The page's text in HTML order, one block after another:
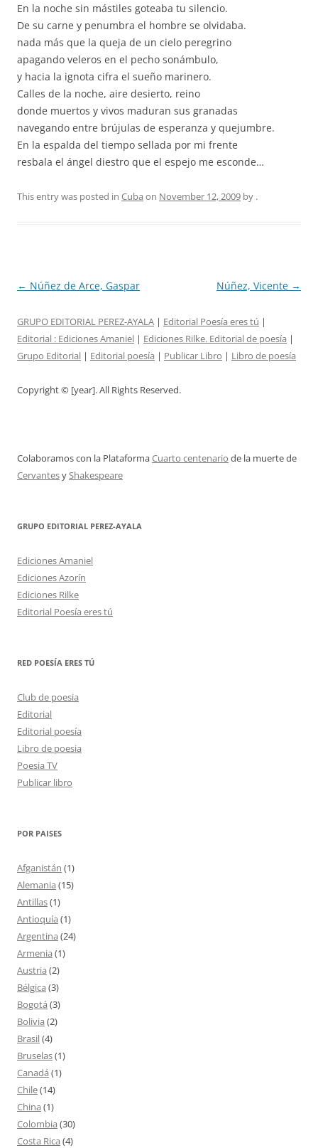
En la noche sin mástiles goteaba tu silencio.
De su carne y penumbra el hombre se olvidaba.
nada más que la queja de un cielo peregrino
apagando veleros en el pecho sonámbulo,
y hacia la ignota cifra el sueño marinero.
Calles de la noche, aire desierto, reino
donde muertos y vivos maduran sus granadas
navegando entre brújulas de esperanza y quejumbre.
En la espalda del tiempo sellada por mi frente
resbala el ángel diestro que el espejo me esconde…
This entry was posted in Cuba on November 12, 2009 by .
Post
← Núñez de Arce, Gaspar Núñez, Vicente →
GRUPO EDITORIAL PEREZ-AYALA | Editorial Poesía eres tú |
Editorial : Ediciones Amaniel | Ediciones Rilke. Editorial de poesía |
Grupo Editorial | Editorial poesía | Publicar Libro | Libro de poesía
Copyright © [year]. All Rights Reserved.
Colaboramos con la PlataformaCuarto centenario de la muerte de
CervantesyShakespeare
GRUPO EDITORIAL PEREZ-AYALA
Ediciones Amaniel
Ediciones Azorín
Ediciones Rilke
Editorial Poesía eres tú
RED POESÍA ERES TÚ
Club de poesia
Editorial
Editorial poesía
Libro de poesia
Poesia TV
Publicar libro
POR PAISES
Afganistán (1)
Alemania (15)
Antillas(1)
Antioquía (1)
Argentina (24)
Armenia (1)
Austria (2)
Bélgica (3)
Bogotá (3)
Bolivia (2)
Brasil(4)
Bruselas(1)
Canadá (1)
Chile(14)
China (1)
Colombia (30)
Costa Rica (4)